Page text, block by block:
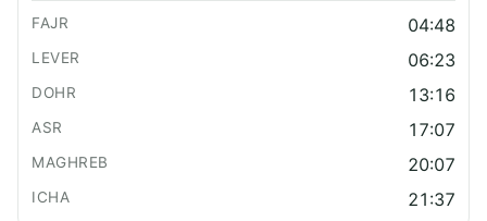
04:48
06:23
13:16
17:07
20:07
21:37